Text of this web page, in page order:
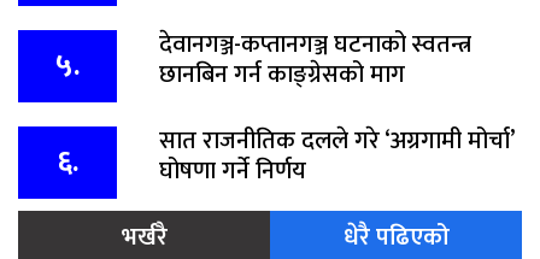
५. देवानगञ्ज-कप्तानगञ्ज घटनाको स्वतन्त्र
छानबिन गर्न काङ्ग्रेसको माग
६. सात राजनीतिक दलले गरे ‘अग्रगामी मोर्चा’
घोषणा गर्ने निर्णय
भर्खरै
धेरै पढिएको